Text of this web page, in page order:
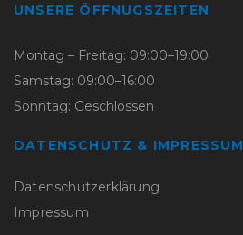
UNSERE ÖFFNUGSZEITEN
Montag – Freitag: 09:00–19:00
Samstag: 09:00–16:00
Sonntag: Geschlossen
DATENSCHUTZ & IMPRESSUM
Datenschutzerklärung
Impressum